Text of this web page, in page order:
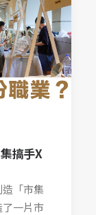
搞手X
「市集
一片市